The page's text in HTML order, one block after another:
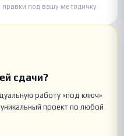
правки под вашу методичку.
сдачи?
работу «под ключ»
проект по любой